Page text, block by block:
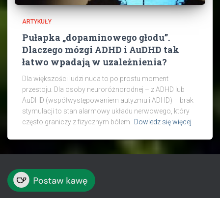
ARTYKUŁY
Pułapka „dopaminowego głodu”.
Dlaczego mózgi ADHD i AuDHD tak
łatwo wpadają w uzależnienia?
Dla większości ludzi nuda to po prostu moment
przestoju. Dla osoby neuroróżnorodnej – z ADHD lub
AuDHD (współwystępowaniem autyzmu i ADHD) – brak
stymulacji to stan alarmowy układu nerwowego, który
często graniczy z fizycznym bólem.
Dowiedz się więcej